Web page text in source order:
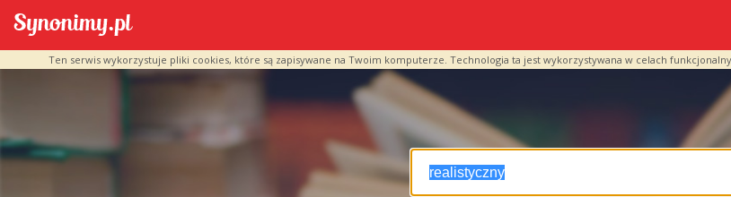
Ten serwis wykorzystuje pliki cookies, które są zapisywane na Twoim komputerze. Technologia ta jest wykorzystywana w celach